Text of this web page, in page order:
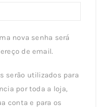
nova senha será
de email.
serão utilizados para
por toda a loja,
conta e para os